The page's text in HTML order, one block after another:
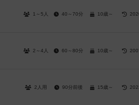
1～5人 40～70分 10歳～
2～4人 60～80分 10歳～
2人用 90分前後 15歳～